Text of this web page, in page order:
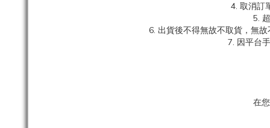
4. 取消訂
5.
6. 出貨後不得無故不取貨，無
7. 因平台
在